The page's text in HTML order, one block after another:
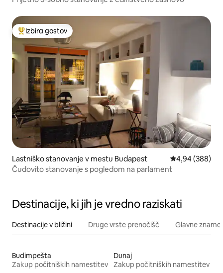
Najbolj priljubljena prenočišča z značko »Izbira gostov«
Izbira gostov
Lastniško stanovanje v mestu Budapest Povprečna
4,94 (388)
Čudovito stanovanje s pogledom na parlament
Destinacije, ki jih je vredno raziskati
Destinacije v bližini Druge vrste prenočišč Glavne
Budimpešta
Zakup počitniških namestitev
Dunaj
Zakup počitniških namestitev